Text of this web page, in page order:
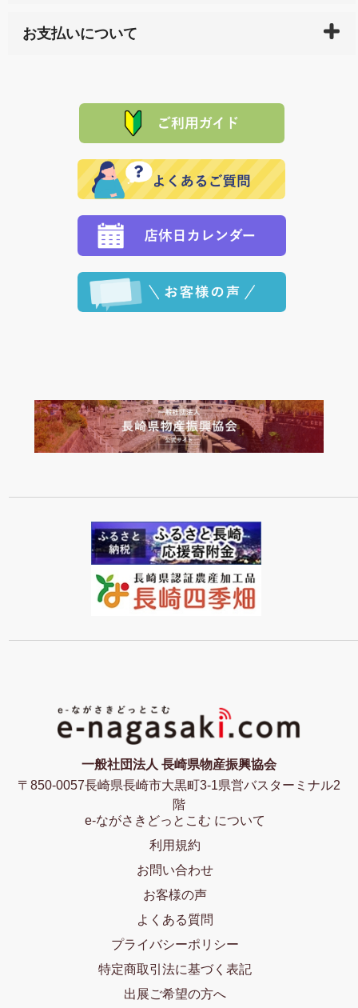
サイト内で購入された商品の送料は、こちらの
全国送
れの生産メーカーからお客様の元へ直送いたしますの
で、 それぞれ個別に送料が必要になります。
または配送途中の 事故などで不都合が生じている場合
品代金を返金いたします。）
その際は誠に申し訳ありませんが、当協会までご注文
願いいたします。
お支払いについて
た場合、お客様からの ご入金を確認した後で、商品を
定された場合は、準備出来次第の便にてお送りいたし
ます。 （到着日指定をされている場合は、ご指定の日
程に合わせてお届けいたします。）
一般社団法人 長崎県物産振興協会
〒850-0057長崎県長崎市大黒町3-1県営バスターミナル2
階
e-ながさきどっとこむ について
利用規約
お問い合わせ
お客様の声
よくある質問
プライバシーポリシー
特定商取引法に基づく表記
出展ご希望の方へ